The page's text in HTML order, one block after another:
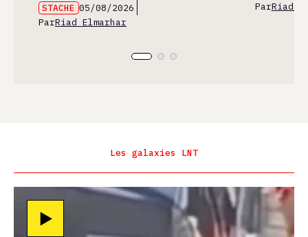
STACHE 05/08/2026
ParRiad Elmarhar
ParRiad
Les galaxies LNT